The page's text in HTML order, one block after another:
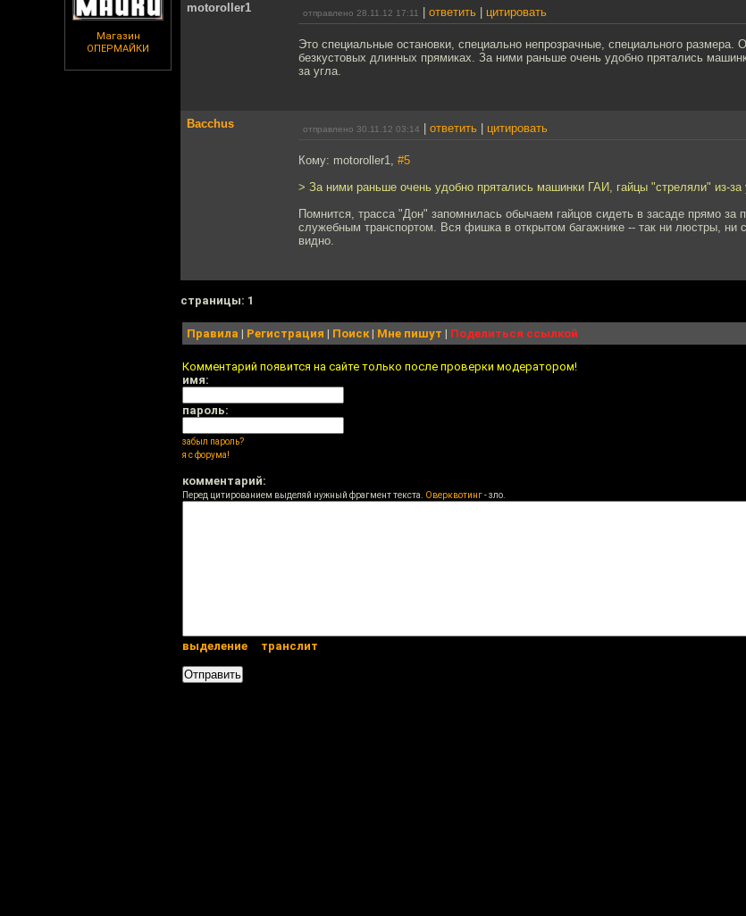
Магазин
ОПЕРМАЙКИ
motoroller1 отправлено 28.11.12 17:11 ответить цитировать
Это специальные остановки, специально непрозрачные, специального размера.
безкустовых длинных прямиках. За ними раньше очень удобно прятались
за угла.
Bacchus отправлено 30.11.12 03:14 ответить цитировать
Кому: motoroller1, #5
> За ними раньше очень удобно прятались машинки ГАИ, гайцы "стреляли" из-за
Помнится, трасса "Дон" запомнилась обычаем гайцов сидеть в засаде прямо за
служебным транспортом. Вся фишка в открытом багажнике -- так ни люстры, ни
видно.
cтраницы: 1
Правила | Регистрация | Поиск| Мне пишут | Поделиться ссылкой
Комментарий появится на сайте только после проверки модератором!
имя:
пароль:
забыл пароль?
я с форума!
комментарий:
Перед цитированием выделяй нужный фрагмент текста. Оверквотинг- зло.
выделение транслит